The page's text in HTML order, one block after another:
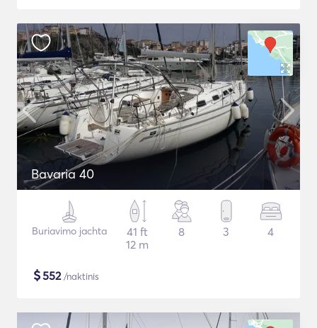
Bavaria 40
Buriavimo jachta
41 ft
12 m
8 3 4
$552/naktinis